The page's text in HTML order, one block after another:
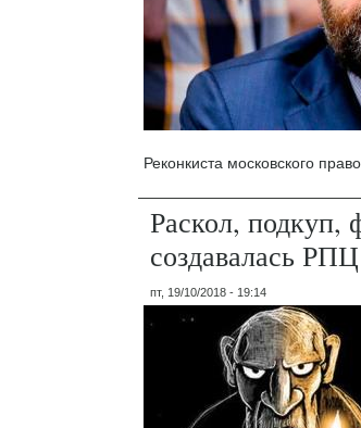
Реконкиста московского
Раскол, подкуп,
создавалась РПЦ
пт, 19/10/2018 - 19:14